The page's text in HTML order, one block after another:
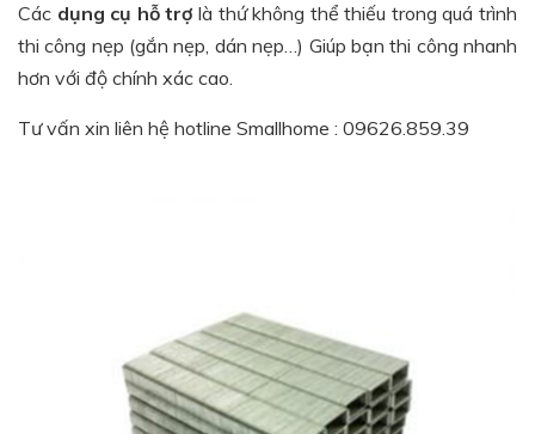
Các dụng cụ hỗ trợ là thứ không thể thiếu trong quá trình
thi công nẹp (gắn nẹp, dán nẹp…) Giúp bạn thi công nhanh
hơn với độ chính xác cao.
Tư vấn xin liên hệ hotline Smallhome : 09626.859.39